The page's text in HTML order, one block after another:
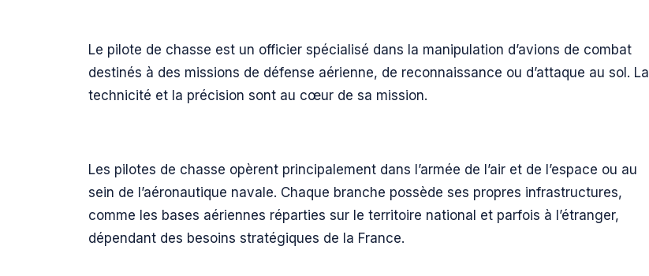
Le pilote de chasse est un officier spécialisé dans la manipulation d’avions de combat
destinés à des missions de défense aérienne, de reconnaissance ou d’attaque au sol. La
technicité et la précision sont au cœur de sa mission.
Les pilotes de chasse opèrent principalement dans l’armée de l’air et de l’espace ou au
sein de l’aéronautique navale. Chaque branche possède ses propres infrastructures,
comme les bases aériennes réparties sur le territoire national et parfois à l’étranger,
dépendant des besoins stratégiques de la France.